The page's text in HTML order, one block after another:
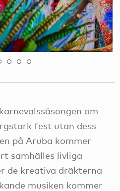
om
fest utan dess
på Aruba kommer
samhälles livliga
de kreativa dräkterna
musiken kommer